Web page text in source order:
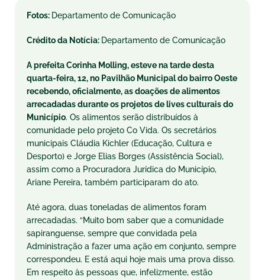
Fotos: Departamento de Comunicação
Crédito da Notícia: Departamento de Comunicação
A prefeita Corinha Molling, esteve na tarde desta
quarta-feira, 12, no Pavilhão Municipal do bairro Oeste
recebendo, oficialmente, as doações de alimentos
arrecadadas durante os projetos de lives culturais do
Município. Os alimentos serão distribuídos à
comunidade pelo projeto Co Vida. Os secretários
municipais Cláudia Kichler (Educação, Cultura e
Desporto) e Jorge Elias Borges (Assistência Social),
assim como a Procuradora Jurídica do Município,
Ariane Pereira, também participaram do ato.
Até agora, duas toneladas de alimentos foram
arrecadadas. “Muito bom saber que a comunidade
sapiranguense, sempre que convidada pela
Administração a fazer uma ação em conjunto, sempre
correspondeu. E está aqui hoje mais uma prova disso.
Em respeito às pessoas que, infelizmente, estão